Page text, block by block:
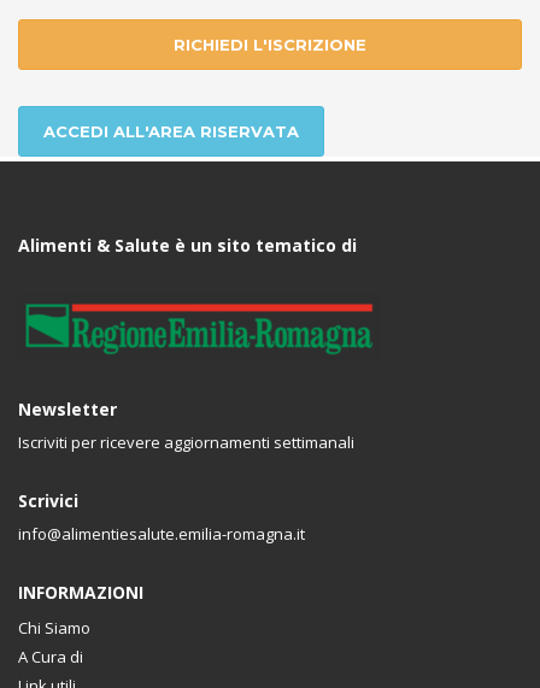
RICHIEDI L'ISCRIZIONE
ACCEDI ALL'AREA RISERVATA
Alimenti & Salute è un sito tematico di
Newsletter
Iscriviti per ricevere aggiornamenti settimanali
Scrivici
info@alimentiesalute.emilia-romagna.it
INFORMAZIONI
Chi Siamo
A Cura di